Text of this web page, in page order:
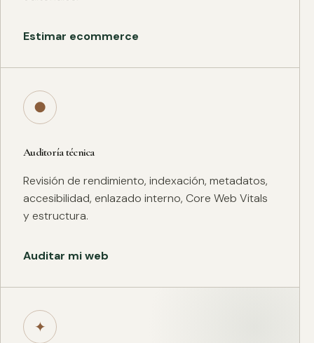
Estimar ecommerce
●
Auditoría técnica
Revisión de rendimiento, indexación, metadatos,
accesibilidad, enlazado interno, Core Web Vitals
y estructura.
Auditar mi web
✦